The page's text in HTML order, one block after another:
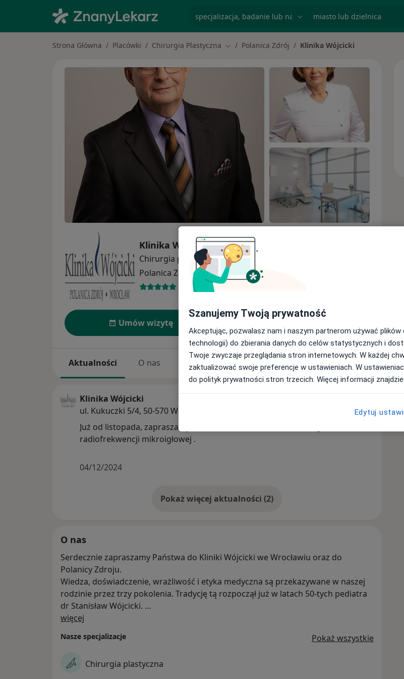
Strona Główna Placówki Chirurgia Plastyczna Zmień miasto
Polanica Zdrój Klinika Wójcicki
Klinika Wójcicki
Chirurgia plastycznawięcej
Polanica Zdrój2 adresy
456 opinii
Umów wizytę
Aktualności O nas Usługi Specjaliści Adresy Opinie
Klinika Wójcicki
ul. Kukuczki 5/4, 50-570 Wrocław
Już od listopada, zapraszamy do Kliniki we Wrocławiu na zabiegi
radiofrekwencji mikroigłowej .
04/12/2024
Pokaż więcej aktualności (2)
O nas
Serdecznie zapraszamy Państwa do Kliniki Wójcicki we Wrocławiu oraz do
Polanicy Zdroju.
Wiedza, doświadczenie, wrażliwość i etyka medyczna są przekazywane w naszej
rodzinie przez trzy pokolenia. Tradycję tą rozpoczął już w latach 50-tych pediatra
dr Stanisław Wójcicki.
foniatrii: prof.dr hab.
Piotr Wójcicki i dr n.med. Karolina Wójcicka- specjaliści chirurgii plastycznej oraz
dr n.med. Grażyna Wójcicka- specjalistka laryngologii i foniatrii i lek. med.
więcej
Nasze specjalizacje Pokaż wszystkie
Chirurgia plastyczna
Szanujemy Twoją prywatność
Akceptując, pozwalasz nam i naszym partnerom używać plików
technologii) do zbierania danych do celów statystycznych i
Twoje zwyczaje przeglądania stron internetowych. W każdej
zaktualizować swoje preferencje w ustawieniach. W
do polityk prywatności stron trzecich. Więcej informacji
Edytuj